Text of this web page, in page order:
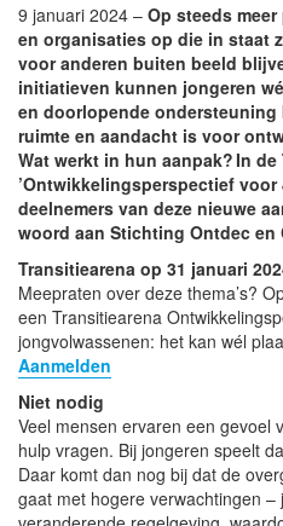
9 januari 2024 – Op steeds
en organisaties op die in staat
voor anderen buiten beeld
initiatieven kunnen jongeren
en doorlopende ondersteuning
ruimte en aandacht is voor
Wat werkt in hun aanpak? In de
’Ontwikkelingsperspectief
deelnemers van deze nieuwe
woord aan Stichting Ontdec en
Transitiearena op 31 januari
Meepraten over deze thema’s?
een Transitiearena
jongvolwassenen: het kan wél
Aanmelden
Niet nodig
Veel mensen ervaren een gevoel
hulp vragen. Bij jongeren speelt
Daar komt dan nog bij dat de
gaat met hogere verwachtingen